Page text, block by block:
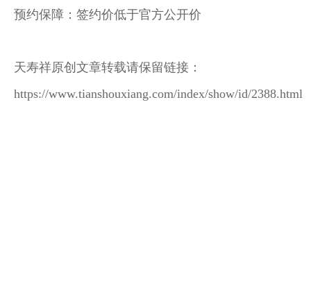
预约保障：签约价低于官方公开价
天寿祥原创文章转载请保留链接：
https://www.tianshouxiang.com/index/show/id/2388.html